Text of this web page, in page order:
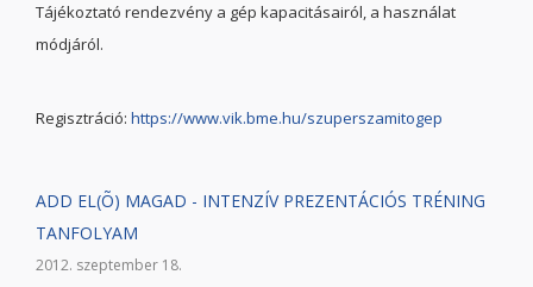
Tájékoztató rendezvény a gép kapacitásairól, a használat
módjáról.
Regisztráció: https://www.vik.bme.hu/szuperszamitogep
ADD EL(Õ) MAGAD - INTENZÍV PREZENTÁCIÓS TRÉNING
TANFOLYAM
2012. szeptember 18.